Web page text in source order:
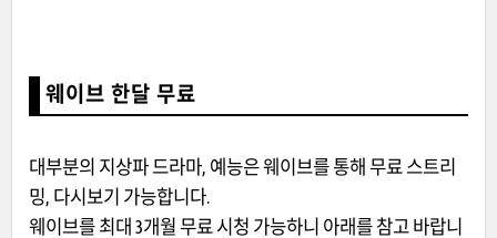
웨이브 한달 무료
대부분의 지상파 드라마, 예능은 웨이브를 통해 무료 스트리
밍, 다시보기 가능합니다.
웨이브를 최대 3개월 무료 시청 가능하니 아래를 참고 바랍니